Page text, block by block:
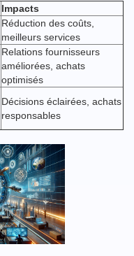
Impacts
Réduction des coûts,
meilleurs services
Relations fournisseurs
améliorées, achats
optimisés
Décisions éclairées, achats
responsables